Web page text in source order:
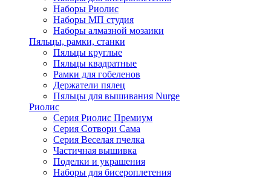
Наборы Риолис
Наборы МП студия
Наборы алмазной мозаики
Пяльцы, рамки, станки
Пяльцы круглые
Пяльцы квадратные
Рамки для гобеленов
Держатели пялец
Пяльцы для вышивания Nurge
Риолис
Серия Риолис Премиум
Серия Сотвори Сама
Серия Веселая пчелка
Частичная вышивка
Поделки и украшения
Наборы для бисероплетения